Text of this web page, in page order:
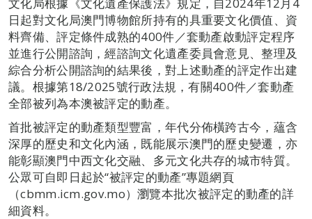
日起對文化局澳門博物館所持有的具重要文化價值、資
料齊備、評定條件成熟的400件／套動產啟動評定程序
並進行公開諮詢，經諮詢文化遺產委員會意見、整理及
綜合分析公開諮詢的結果後，對上述動產的評定作出建
議。根據第18/2025號行政法規，有關400件／套動產
全部被列為本澳被評定的動產。
首批被評定的動產類型豐富，年代分佈橫跨古今，蘊含
深厚的歷史和文化內涵，既能展示澳門的歷史變遷，亦
能彰顯澳門中西文化交融、多元文化共存的城市特質。
公眾可自即日起於“被評定的動產”專題網頁
（cbmm.icm.gov.mo）瀏覽本批次被評定的動產的詳
細資料。